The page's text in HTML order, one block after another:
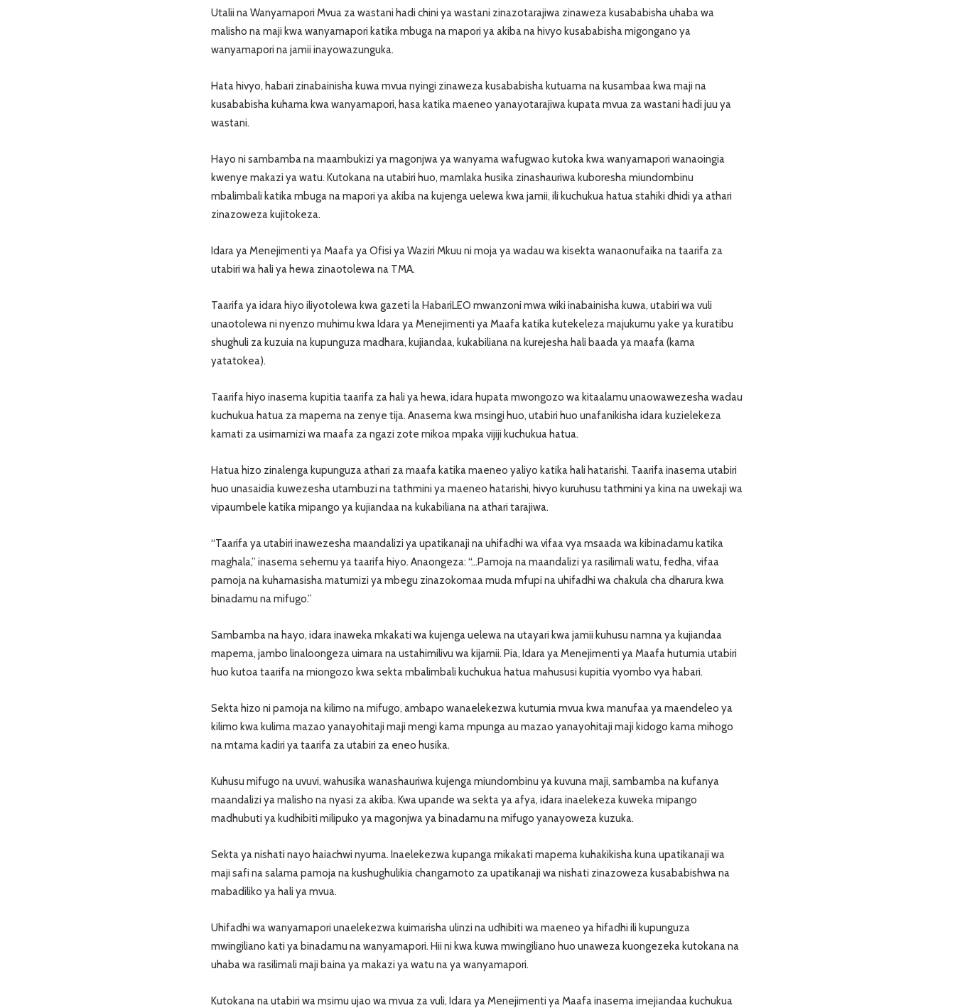
Utalii na Wanyamapori Mvua za wastani hadi chini ya wastani zinazotarajiwa zinaweza kusababisha uhaba wa
malisho na maji kwa wanyamapori katika mbuga na mapori ya akiba na hivyo kusababisha migongano ya
wanyamapori na jamii inayowazunguka.
Hata hivyo, habari zinabainisha kuwa mvua nyingi zinaweza kusababisha kutuama na kusambaa kwa maji na
kusababisha kuhama kwa wanyamapori, hasa katika maeneo yanayotarajiwa kupata mvua za wastani hadi juu ya
wastani.
Hayo ni sambamba na maambukizi ya magonjwa ya wanyama wafugwao kutoka kwa wanyamapori wanaoingia
kwenye makazi ya watu. Kutokana na utabiri huo, mamlaka husika zinashauriwa kuboresha miundombinu
mbalimbali katika mbuga na mapori ya akiba na kujenga uelewa kwa jamii, ili kuchukua hatua stahiki dhidi ya athari
zinazoweza kujitokeza.
Idara ya Menejimenti ya Maafa ya Ofisi ya Waziri Mkuu ni moja ya wadau wa kisekta wanaonufaika na taarifa za
utabiri wa hali ya hewa zinaotolewa na TMA.
Taarifa ya idara hiyo iliyotolewa kwa gazeti la HabariLEO mwanzoni mwa wiki inabainisha kuwa, utabiri wa vuli
unaotolewa ni nyenzo muhimu kwa Idara ya Menejimenti ya Maafa katika kutekeleza majukumu yake ya kuratibu
shughuli za kuzuia na kupunguza madhara, kujiandaa, kukabiliana na kurejesha hali baada ya maafa (kama
yatatokea).
Taarifa hiyo inasema kupitia taarifa za hali ya hewa, idara hupata mwongozo wa kitaalamu unaowawezesha wadau
kuchukua hatua za mapema na zenye tija. Anasema kwa msingi huo, utabiri huo unafanikisha idara kuzielekeza
kamati za usimamizi wa maafa za ngazi zote mikoa mpaka vijiji kuchukua hatua.
Hatua hizo zinalenga kupunguza athari za maafa katika maeneo yaliyo katika hali hatarishi. Taarifa inasema utabiri
huo unasaidia kuwezesha utambuzi na tathmini ya maeneo hatarishi, hivyo kuruhusu tathmini ya kina na uwekaji wa
vipaumbele katika mipango ya kujiandaa na kukabiliana na athari tarajiwa.
“Taarifa ya utabiri inawezesha maandalizi ya upatikanaji na uhifadhi wa vifaa vya msaada wa kibinadamu katika
maghala,” inasema sehemu ya taarifa hiyo. Anaongeza: “…Pamoja na maandalizi ya rasilimali watu, fedha, vifaa
pamoja na kuhamasisha matumizi ya mbegu zinazokomaa muda mfupi na uhifadhi wa chakula cha dharura kwa
binadamu na mifugo.”
Sambamba na hayo, idara inaweka mkakati wa kujenga uelewa na utayari kwa jamii kuhusu namna ya kujiandaa
mapema, jambo linaloongeza uimara na ustahimilivu wa kijamii. Pia, Idara ya Menejimenti ya Maafa hutumia utabiri
huo kutoa taarifa na miongozo kwa sekta mbalimbali kuchukua hatua mahususi kupitia vyombo vya habari.
Sekta hizo ni pamoja na kilimo na mifugo, ambapo wanaelekezwa kutumia mvua kwa manufaa ya maendeleo ya
kilimo kwa kulima mazao yanayohitaji maji mengi kama mpunga au mazao yanayohitaji maji kidogo kama mihogo
na mtama kadiri ya taarifa za utabiri za eneo husika.
Kuhusu mifugo na uvuvi, wahusika wanashauriwa kujenga miundombinu ya kuvuna maji, sambamba na kufanya
maandalizi ya malisho na nyasi za akiba. Kwa upande wa sekta ya afya, idara inaelekeza kuweka mipango
madhubuti ya kudhibiti milipuko ya magonjwa ya binadamu na mifugo yanayoweza kuzuka.
Sekta ya nishati nayo haiachwi nyuma. Inaelekezwa kupanga mikakati mapema kuhakikisha kuna upatikanaji wa
maji safi na salama pamoja na kushughulikia changamoto za upatikanaji wa nishati zinazoweza kusababishwa na
mabadiliko ya hali ya mvua.
Uhifadhi wa wanyamapori unaelekezwa kuimarisha ulinzi na udhibiti wa maeneo ya hifadhi ili kupunguza
mwingiliano kati ya binadamu na wanyamapori. Hii ni kwa kuwa mwingiliano huo unaweza kuongezeka kutokana na
uhaba wa rasilimali maji baina ya makazi ya watu na ya wanyamapori.
Kutokana na utabiri wa msimu ujao wa mvua za vuli, Idara ya Menejimenti ya Maafa inasema imejiandaa kuchukua